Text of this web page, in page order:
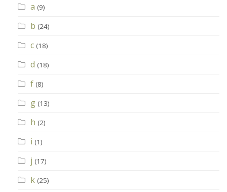
a (9)
b (24)
c (18)
d (18)
f (8)
g (13)
h (2)
i (1)
j (17)
k (25)